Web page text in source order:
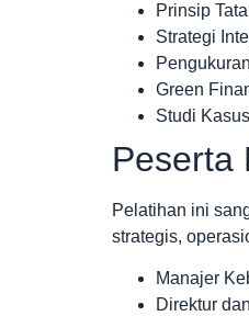
Prinsip
Strategi
Green
Studi
Peserta
Pelatihan ini
strategis,
Manajer
Direktur